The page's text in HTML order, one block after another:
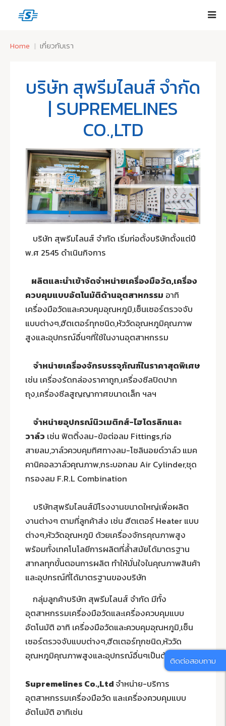
Home เกี่ยวกับเรา
บริษัท สุพรีมไลนส์ จำกัด
| SUPREMELINES
CO.,LTD
บริษัท สุพรีมไลนส์ จำกัด เริ่มก่อตั้งบริษัทตั้งแต่ปี
พ.ศ 2545 ดำเนินกิจการ
ผลิตและนำเข้าจัดจำหน่ายเครื่องมือวัด,เครื่อง
ควบคุมแบบอัตโนมัติด้านอุตสาหกรรม อาทิ
เครื่องมือวัดและควบคุมอุณหภูมิ,เซ็นเซอร์ตรวจจับ
แบบต่างๆ,ฮีตเตอร์ทุกชนิด,หัววัดอุณหภูมิคุณภาพ
สูงและอุปกรณ์อื่นๆที่ใช้ในงานอุตสาหกรรม
จำหน่ายเครื่องจักรบรรจุภัณฑ์ในราคาสุดพิเศษ
เช่น เครื่องรัดกล่องราคาถูก,เครื่องซีลปิดปาก
ถุง,เครื่องซีลสูญญากาศขนาดเล็ก ฯลฯ
จำหน่ายอุปกรณ์นิวเมติกส์-ไฮโดรลิกและ
วาล์ว เช่น ฟิตติ้งลม-ข้อต่อลม Fittings,ท่อ
สายลม,วาล์วควบคุมทิศทางลม-โซลินอยด์วาล์ว แมค
คานิคอลวาล์วคุณภาพ,กระบอกลม Air Cylinder,ชุด
กรองลม F.R.L Combination
บริษัทสุพรีมไลนส์มีโรงงานขนาดใหญ่เพื่อผลิต
งานต่างๆ ตามที่ลูกค้าส่ง เช่น ฮีตเตอร์ Heater แบบ
ต่างๆ,หัววัดอุณหภูมิ ด้วยเครื่องจักรคุณภาพสูง
พร้อมทั้งเทคโนโลยีการผลิตที่ล้ำสมัยได้มาตรฐาน
สากลทุกขั้นตอนการผลิต ทำให้มั่นใจในคุณภาพสินค้า
และอุปกรณ์ที่ได้มาตรฐานของบริษัท
กลุ่มลูกค้าบริษัท สุพรีมไลนส์ จำกัด มีทั้ง
อุตสาหกรรมเครื่องมือวัดและเครื่องควบคุมแบบ
อัตโนมัติ อาทิ เครื่องมือวัดและควบคุมอุณหภูมิ,เช็น
เซอร์ตรวจจับแบบต่างๆ,ฮีตเตอร์ทุกชนิด,หัววัด
อุณหภูมิคุณภาพสูงและอุปกรณ์อื่นๆเป็นต้น
Supremelines Co.,Ltdจำหน่าย-บริการ
อุตสาหกรรมเครื่องมือวัด และเครื่องควบคุมแบบ
อัตโนมัติ อาทิเช่น
ติดต่อสอบถาม